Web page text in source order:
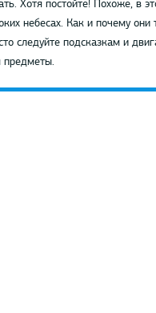
Хотя постойте! Похоже, в
небесах. Как и почему
следуйте подсказкам и
предметы.